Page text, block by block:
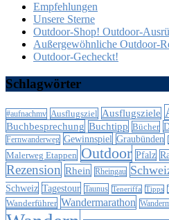
Empfehlungen
Unsere Sterne
Outdoor-Shop! Outdoor-
Außergewöhnliche Outdoor-
Outdoor-Gecheckt!
Schlagwörter
#aufnachmv Ausflugsziel Ausflugsziele
Buchbesprechung Buchtipp Bücher
Fernwanderweg Gewinnspiel Graubünden
Malerweg Etappen Outdoor Pfalz
Rezension Rhein Rheingau
Schweiz Tagestour Taunus Teneriffa Tipps
Wanderführer Wandermarathon